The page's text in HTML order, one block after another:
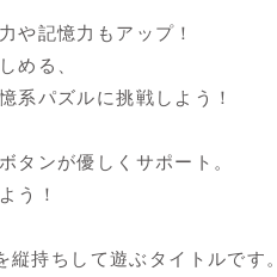
や記憶力もアップ！
める、
系パズルに挑戦しよう！
タンが優しくサポート。
う！
持ちして遊ぶタイトルです。